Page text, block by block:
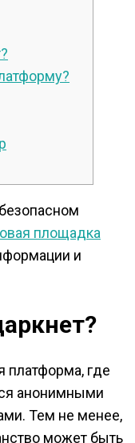
площадка
и
платформа, где
анонимными
Тем не менее,
может быть